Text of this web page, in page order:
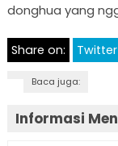
donghua yang
Share on: Twitter
Baca juga:
Informasi